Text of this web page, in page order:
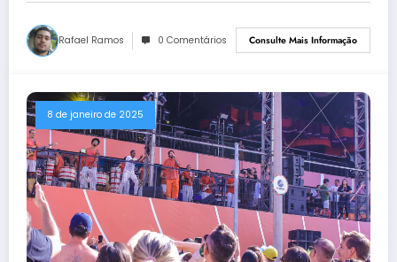
Rafael Ramos 0 Comentários Consulte Mais Informação
8 de janeiro de 2025